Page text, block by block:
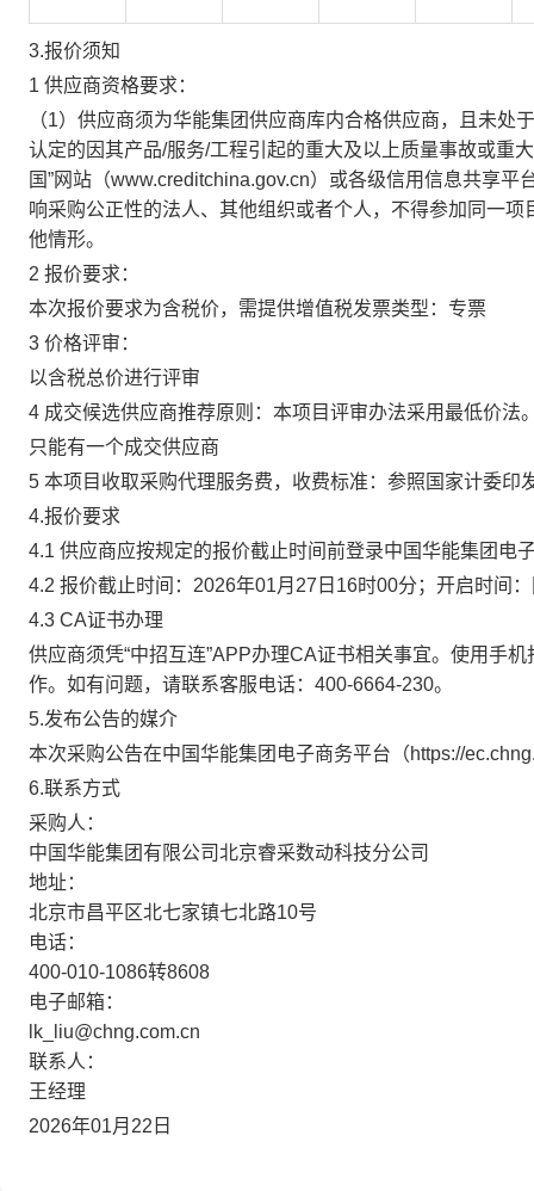
3.报价须知
1 供应商资格要求：
（1）供应商须为华能集团供应商库内合格供应商，且未
认定的因其产品/服务/工程引起的重大及以上质量事故或重
国”网站（www.creditchina.gov.cn）或各级信用信息共享
响采购公正性的法人、其他组织或者个人，不得参加同一
他情形。
2 报价要求：
本次报价要求为含税价，需提供增值税发票类型：专票
3 价格评审：
以含税总价进行评审
4 成交候选供应商推荐原则：本项目评审办法采用最低价
只能有一个成交供应商
5 本项目收取采购代理服务费，收费标准：参照国家计委
4.报价要求
4.1 供应商应按规定的报价截止时间前登录中国华能集团电
4.2 报价截止时间：2026年01月27日16时00分；开启时间
4.3 CA证书办理
供应商须凭“中招互连”APP办理CA证书相关事宜。使用手
作。如有问题，请联系客服电话：400-6664-230。
5.发布公告的媒介
本次采购公告在中国华能集团电子商务平台（https://
6.联系方式
采购人：
中国华能集团有限公司北京睿采数动科技分公司
地址：
北京市昌平区北七家镇七北路10号
电话：
400-010-1086转8608
电子邮箱：
lk_liu@chng.com.cn
联系人：
王经理
2026年01月22日